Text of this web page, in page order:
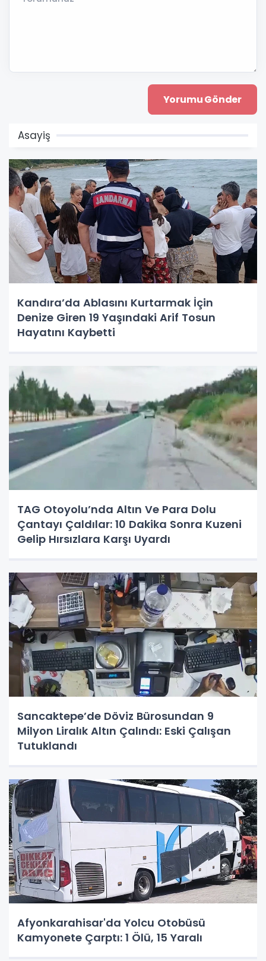
Asayiş
Kandıra’da Ablasını Kurtarmak İçin
Denize Giren 19 Yaşındaki Arif Tosun
Hayatını Kaybetti
TAG Otoyolu’nda Altın Ve Para Dolu
Çantayı Çaldılar: 10 Dakika Sonra Kuzeni
Gelip Hırsızlara Karşı Uyardı
Sancaktepe’de Döviz Bürosundan 9
Milyon Liralık Altın Çalındı: Eski Çalışan
Tutuklandı
Afyonkarahisar'da Yolcu Otobüsü
Kamyonete Çarptı: 1 Ölü, 15 Yaralı